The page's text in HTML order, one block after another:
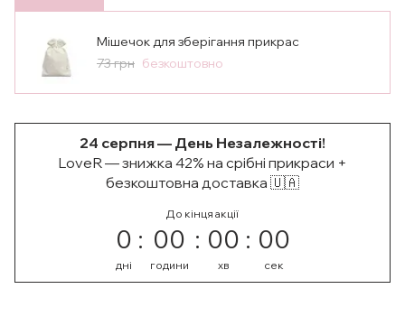
Мішечок для зберігання прикрас
73 грн безкоштовно
24 серпня — День Незалежності!
LoveR — знижка 42% на срібні прикраси +
безкоштовна доставка 🇺🇦
До кінця акції
0
дні
00
години
00
хв
00
сек